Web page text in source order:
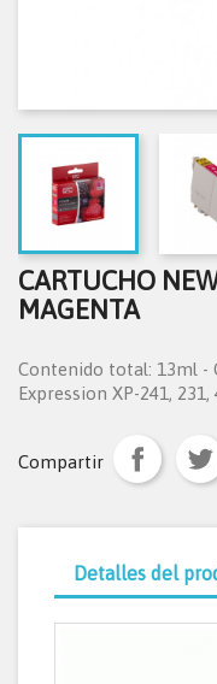
CARTUCHO
MAGENTA
Contenido total: 13ml -
Expression XP-241, 231,
Compartir
Detalles del